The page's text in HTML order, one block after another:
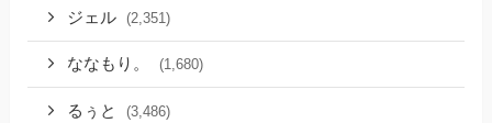
ジェル (2,351)
ななもり。 (1,680)
るぅと (3,486)